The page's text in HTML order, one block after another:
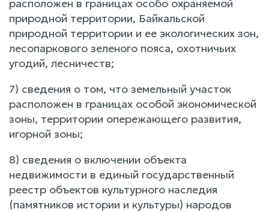
расположен в границах особо охраняемой
природной территории, Байкальской
природной территории и ее экологических зон,
лесопаркового зеленого пояса, охотничьих
угодий, лесничеств;
7) сведения о том, что земельный участок
расположен в границах особой экономической
зоны, территории опережающего развития,
игорной зоны;
8) сведения о включении объекта
недвижимости в единый государственный
реестр объектов культурного наследия
(памятников истории и культуры) народов